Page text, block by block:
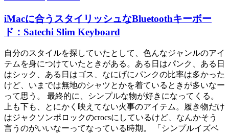
iMacに合うスタイリッシュなBluetoothキーボー
ド：Satechi Slim Keyboard
自分のスタイルを探していたとして、色んなジャンルのアイ
テムを身につけていたときがある。ある日はパンク、ある日
はシック、ある日はゴス、なにげにパンクの比率は多かった
けど、いまでは無地のシャツとかを着ているときが多いなー
って思う。 最終的に、シンプルな物が好きになってくる。
上も下も、とにかく映えてない火事のアイテム。履き物だけ
はジャクソンポロックのcrocsにしているけど、なんかそう
言うのがいいなーってなっている時期。 「シンプルイズベ